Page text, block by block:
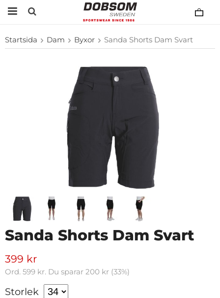
Startsida Dam Byxor Sanda Shorts Dam Svart
Sanda Shorts Dam Svart
399 kr
Ord. 599 kr. Du sparar 200 kr (33%)
Storlek